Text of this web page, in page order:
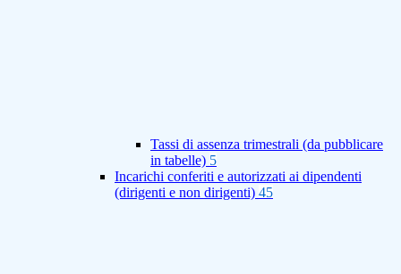
Tassi di assenza trimestrali (da pubblicare
in tabelle) 5
Incarichi conferiti e autorizzati ai dipendenti
(dirigenti e non dirigenti) 45